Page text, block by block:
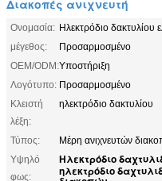
Διακοπές ανιχνευτή
Ονομασία: Ηλεκτρόδιο δακτυλίου
μέγεθος:
Προσαρμοσμένο
OEM/ODM:Υποστήριξη
Λογότυπο: Προσαρμοσμένο
Κλειστή
λέξη:
ηλεκτρόδιο δακτυλίου
Τύπος:
Μέρη ανιχνευτών
Υψηλό
φως:
Ηλεκτρόδιο
ηλεκτρόδιο